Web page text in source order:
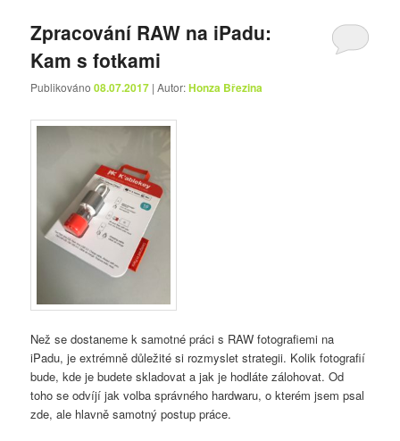
Zpracování RAW na iPadu:
Kam s fotkami
Publikováno08.07.2017 | Autor:Honza Březina
Než se dostaneme k samotné práci s RAW fotografiemi na
iPadu, je extrémně důležité si rozmyslet strategii. Kolik fotografií
bude, kde je budete skladovat a jak je hodláte zálohovat. Od
toho se odvíjí jak volba správného hardwaru, o kterém jsem psal
zde, ale hlavně samotný postup práce.